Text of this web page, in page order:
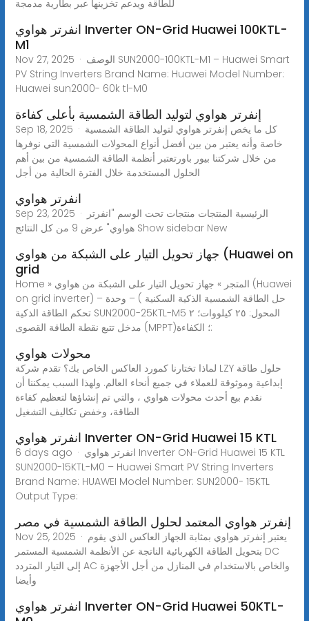
للطاقة ويدعم تخزينها عبر بطارية مدمجة
انفرتر هواوي Inverter ON-Grid Huawei 100KTL-
M1
Nov 27, 2025 · الوصف SUN2000-100KTL-M1 – Huawei Smart
PV String Inverters Brand Name: Huawei Model Number:
Huawei sun2000- 60k tl-M0
إنفرتر هواوي لتوليد الطاقة الشمسية بأعلى كفاءة
Sep 18, 2025 · كل ما يخص إنفرتر هواوي لتوليد الطاقة الشمسية
خاصة وأنه يعتبر من بين أفضل أنواع المحولات الشمسية التي نوفرها
من خلال شركتنا بيور باورتعتبر أنظمة الطاقة الشمسية من بين أهم
الحلول المستخدمة خلال الفترة الحالية من أجل
انفرتر هواوي
Sep 23, 2025 · الرئيسية المنتجات منتجات تحت الوسم "انفرتر
هواوي" عرض ⁦9⁩ من كل النتائج Show sidebar New
جهاز تحويل التيار على الشبكة من هواوي (Huawei on
grid
Home » المتجر » جهاز تحويل التيار على الشبكة من هواوي (Huawei
on grid inverter) – حل الطاقة الشمسية الذكية السكنية ) – وحدة
تحكم الطاقة الذكية SUN2000-25KTL-M5 المحول: ٢٥ كيلووات؛ ٢
مدخل تتبع نقطة الطاقة القصوى (MPPT)؛ الكفاءة:
محولات هواوي
لماذا تختارنا كمورد العاكس الخاص بك؟ تقدم شركة LZY حلول طاقة
إبداعية وموثوقة للعملاء في جميع أنحاء العالم. ولهذا السبب يمكننا أن
نقدم بيع أحدث محولات هواوي ، والتي تم إنشاؤها لتعظيم كفاءة
الطاقة، وخفض تكاليف التشغيل
انفرتر هواوي Inverter ON-Grid Huawei 15 KTL
6 days ago · انفرتر هواوي Inverter ON-Grid Huawei 15 KTL
SUN2000-15KTL-M0 – Huawei Smart PV String Inverters
Brand Name: HUAWEI Model Number: SUN2000- 15KTL
Output Type:
إنفرتر هواوي المعتمد لحلول الطاقة الشمسية في مصر
Nov 25, 2025 · يعتبر إنفرتر هواوي بمثابة الجهاز العاكس الذي يقوم
بتحويل الطاقة الكهربائية الناتجة عن الأنظمة الشمسية المستمر DC
إلى التيار المتردد AC والخاص بالاستخدام في المنازل من أجل الأجهزة
وأيضا
انفرتر هواوي Inverter ON-Grid Huawei 50KTL-